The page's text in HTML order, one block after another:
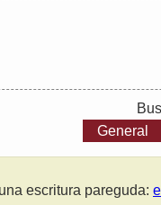
General
escritura pareguda: